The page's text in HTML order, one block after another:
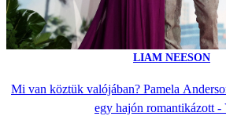
LIAM NEESON
Mi van köztük valójában? Pamela
egy hajón romantikázott -